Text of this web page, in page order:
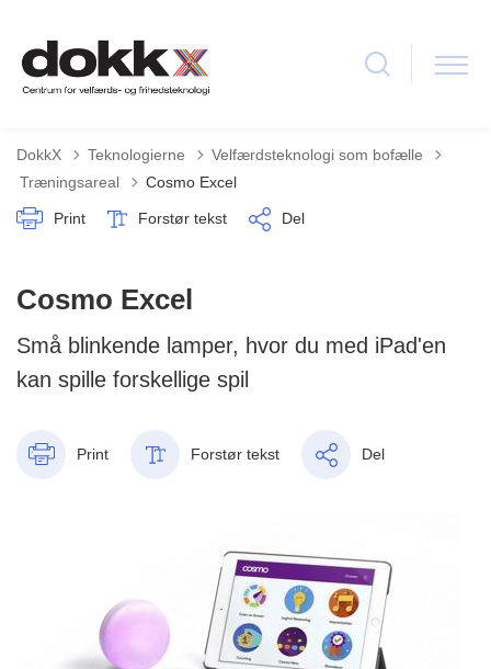
DokkX Teknologierne
Velfærdsteknologi som bofælle
Tilbage til
Træningsareal Cosmo Excel
Print Forstør tekst Del
Cosmo Excel
Små blinkende lamper, hvor du med iPad'en
kan spille forskellige spil
Print Forstør tekst Del